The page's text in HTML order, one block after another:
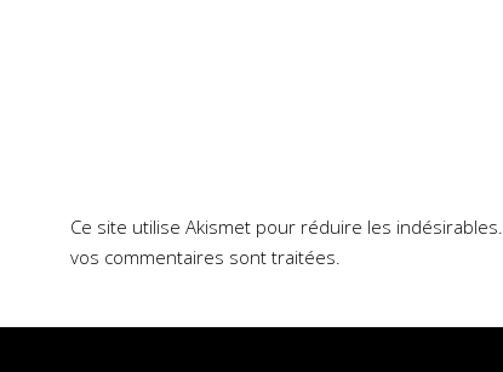
Ce site utilise Akismet pour réduire les indésirables.
vos commentaires sont traitées.